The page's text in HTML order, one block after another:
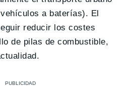
a baterías). El
reducir los costes
de pilas de combustible,